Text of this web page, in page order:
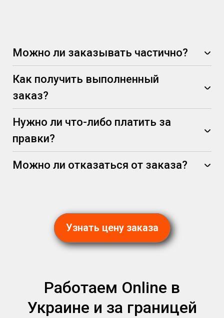
Можно ли заказывать частично?
Как получить выполненный
заказ?
Нужно ли что-либо платить за
правки?
Можно ли отказаться от заказа?
Узнать цену заказа
Работаем Online в
Украине и за границей